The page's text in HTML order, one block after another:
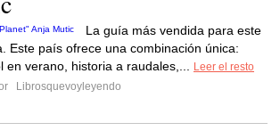
La guía más vendida para este
Este país ofrece una combinación única:
en verano, historia a raudales,...
Leer el resto
Librosquevoyleyendo